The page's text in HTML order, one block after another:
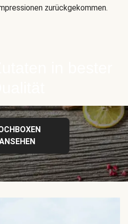
zurückgekommen.